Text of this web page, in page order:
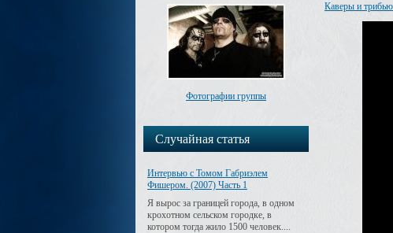
Фотографии группы
Случайная статья
Интервью с Томом Габриэлем
Фишером. (2007) Часть 1
Я вырос за границей города, в одном
крохотном сельском городке, в
котором тогда жило 1500 человек....
Каверы и